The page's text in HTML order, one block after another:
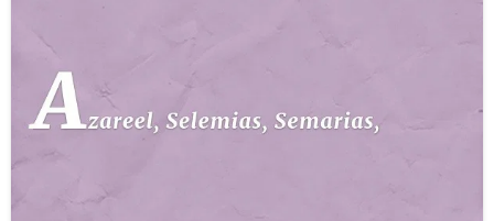
10 MANDAMENTOS
ESTUDOS BÍBLICOS
ESBOÇOS DE PREGAÇÃO